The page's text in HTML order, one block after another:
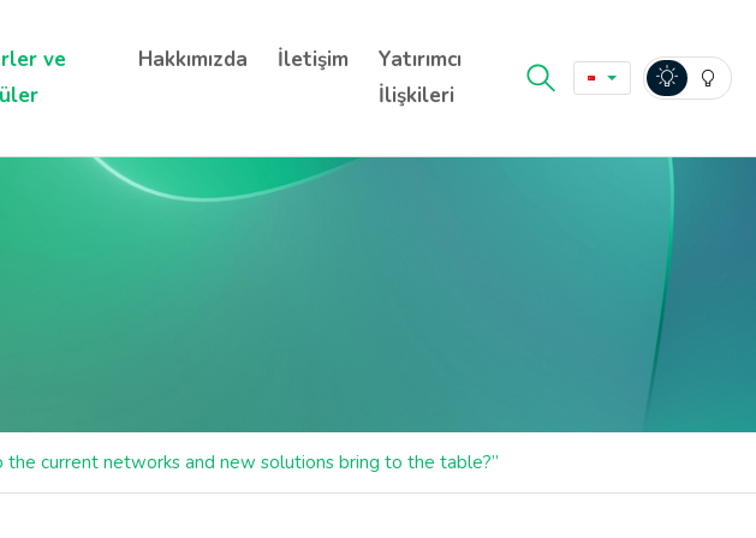
ve
Hakkımızda İletişim
Yatırımcı
İlişkileri
the current networks and new solutions bring to the table?”